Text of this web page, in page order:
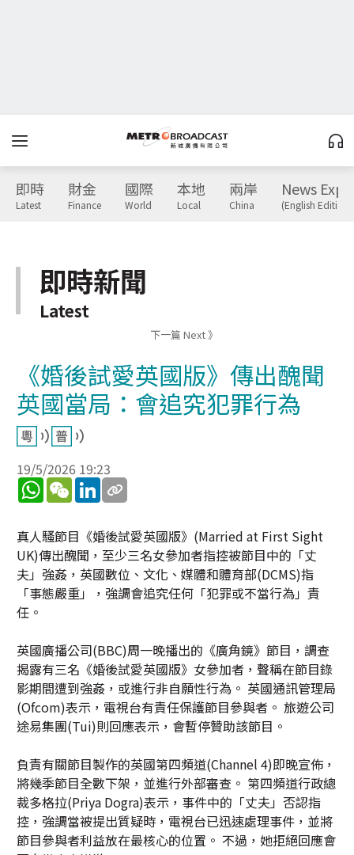
即時
Latest
財金
Finance
國際
World
本地
Local
兩岸
China
News
(English Edition)
即時新聞
Latest
下一篇 Next 》
《婚後試愛英國版》傳出醜聞
英國當局：會追究犯罪行為
19/5/2026 19:23
WhatsApp
WeChatLinkedIn
真人騷節目《婚後試愛英國版》(Married at First Sight
UK)傳出醜聞，至少三名女參加者指控被節目中的「丈
夫」強姦，英國數位、文化、媒體和體育部(DCMS)指
「事態嚴重」，強調會追究任何「犯罪或不當行為」責
任。
英國廣播公司(BBC)周一晚播出的《廣角鏡》節目，調查
揭露有三名《婚後試愛英國版》女參加者，聲稱在節目錄
影期間遭到強姦，或進行非自願性行為。 英國通訊管理局
(Ofcom)表示，電視台有責任保護節目參與者。 旅遊公司
途易集團(Tui)則回應表示，會暫停贊助該節目。
負責有關節目製作的英國第四頻道(Channel 4)即晚宣佈，
將幾季節目全數下架，並進行外部審查。 第四頻道行政總
裁多格拉(Priya Dogra)表示，事件中的「丈夫」否認指
控，強調當被提出質疑時，電視台已迅速處理事件，並將
節目參與者利益放在最核心的位置。 不過，她拒絕回應會